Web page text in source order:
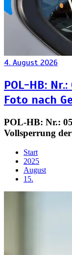
4. August 2026
POL-HB:
Foto nach
POL-HB: Nr.:
Vollsperrung
Start
2025
August
15.